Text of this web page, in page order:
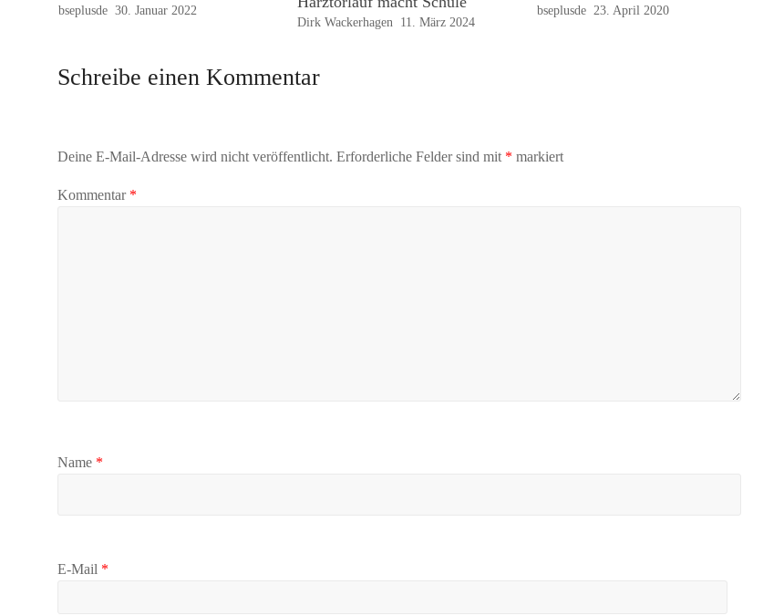
bseplusde 30. Januar 2022
Dirk Wackerhagen 11. März 2024
bseplusde 23. April 2020
Schreibe einen Kommentar
Deine E-Mail-Adresse wird nicht veröffentlicht. Erforderliche Felder sind mit * markiert
Kommentar *
Name *
E-Mail *